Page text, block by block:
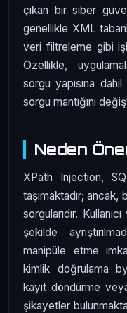
çıkan bir siber
genellikle XML
veri filtreleme gibi
Özellikle,
sorgu yapısına
sorgu mantığını
Neden
XPath Injection,
taşımaktadır; ancak,
sorgularıdır.
şekilde
manipüle etme
kimlik doğrulama
kayıt döndürme
şikayetler